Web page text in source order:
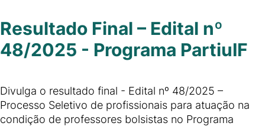
Resultado Final – Edital nº
48/2025 - Programa PartiuIF
Divulga o resultado final - Edital nº 48/2025 –
Processo Seletivo de profissionais para atuação na
condição de professores bolsistas no Programa